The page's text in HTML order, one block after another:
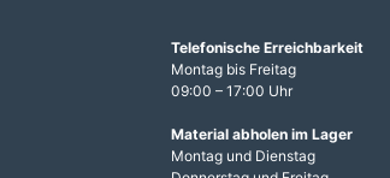
Telefonische Erreichbarkeit
Montag bis Freitag
09:00 – 17:00 Uhr
Material abholen im Lager
Montag und Dienstag